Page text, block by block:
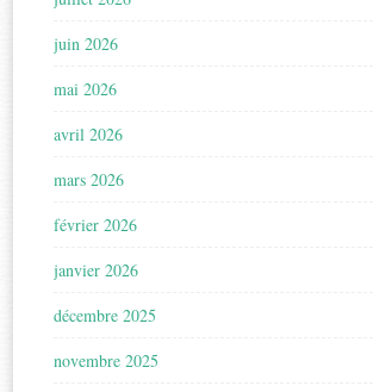
juin 2026
mai 2026
avril 2026
mars 2026
février 2026
janvier 2026
décembre 2025
novembre 2025